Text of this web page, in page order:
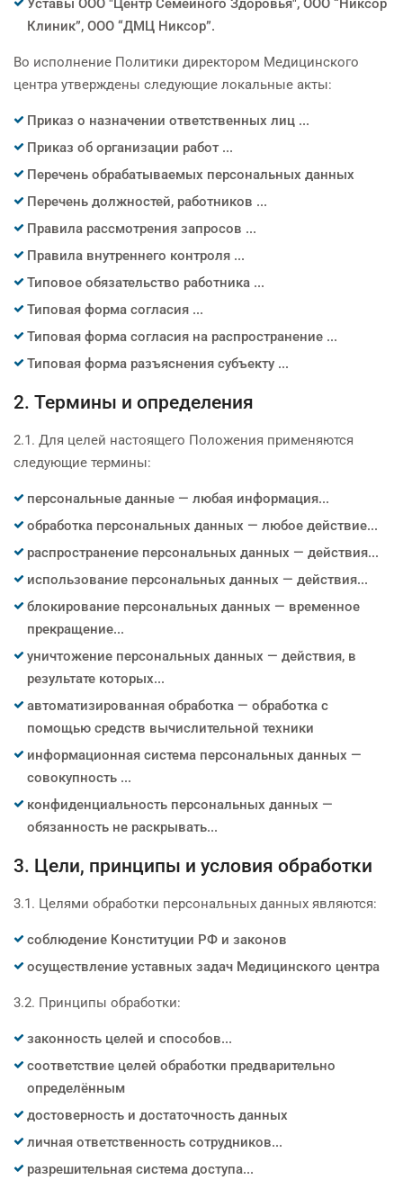
Клиник”, ООО “ДМЦ Никсор”.
Во исполнение Политики директором Медицинского
центра утверждены следующие локальные акты:
Приказ о назначении ответственных лиц ...
Приказ об организации работ ...
Перечень обрабатываемых персональных данных
Перечень должностей, работников ...
Правила рассмотрения запросов ...
Правила внутреннего контроля ...
Типовое обязательство работника ...
Типовая форма согласия ...
Типовая форма согласия на распространение ...
Типовая форма разъяснения субъекту ...
2. Термины и определения
2.1. Для целей настоящего Положения применяются
следующие термины:
персональные данные — любая информация...
обработка персональных данных — любое действие...
распространение персональных данных — действия...
использование персональных данных — действия...
блокирование персональных данных — временное
прекращение...
уничтожение персональных данных — действия, в
результате которых...
автоматизированная обработка — обработка с
помощью средств вычислительной техники
информационная система персональных данных —
совокупность ...
конфиденциальность персональных данных —
обязанность не раскрывать...
3. Цели, принципы и условия обработки
3.1. Целями обработки персональных данных являются:
соблюдение Конституции РФ и законов
осуществление уставных задач Медицинского центра
3.2. Принципы обработки:
законность целей и способов...
соответствие целей обработки предварительно
определённым
достоверность и достаточность данных
личная ответственность сотрудников...
разрешительная система доступа...